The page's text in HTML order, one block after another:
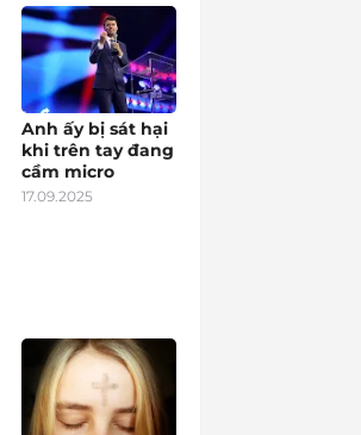
Anh ấy bị sát hại
khi trên tay đang
cầm micro
17.09.2025